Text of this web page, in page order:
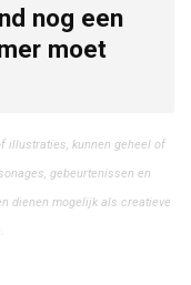
nog een
moet
illustraties, kunnen geheel of
gebeurtenissen en
dienen mogelijk als creatieve